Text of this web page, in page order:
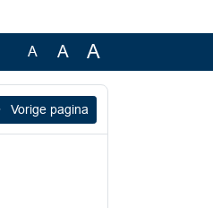
A A A
Vorige pagina